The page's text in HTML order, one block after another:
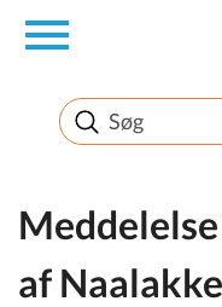
en
Borger
Erhverv
Politik
af